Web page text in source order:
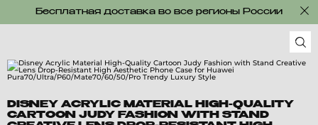
Бесплатная доставка во все регионы России
DISNEY ACRYLIC MATERIAL HIGH-QUALITY
CARTOON JUDY FASHION WITH STAND